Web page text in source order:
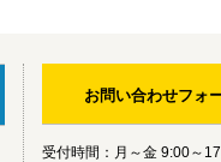
お問い合わせフォ
受付時間：月～金 9:00～